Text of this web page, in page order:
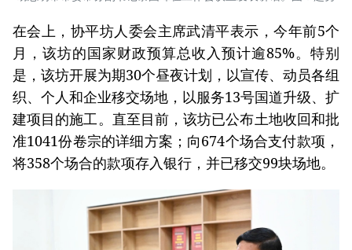
在会上，协平坊人委会主席武清平表示，今年前5个
月，该坊的国家财政预算总收入预计逾85%。特别
是，该坊开展为期30个昼夜计划，以宣传、动员各组
织、个人和企业移交场地，以服务13号国道升级、扩
建项目的施工。直至目前，该坊已公布土地收回和批
准1041份卷宗的详细方案；向674个场合支付款项，
将358个场合的款项存入银行，并已移交99块场地。